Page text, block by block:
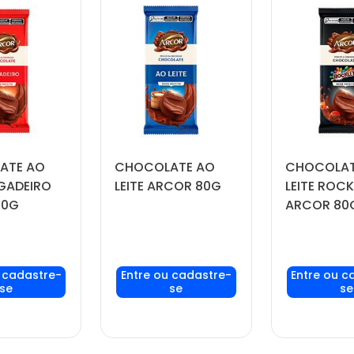
AO
login
ou
se
CHOCOLATE AO
LEITE ARCOR 80G
Faça seu login
ou
cadastre-se
LEITE
ARCOR
Faça
ou